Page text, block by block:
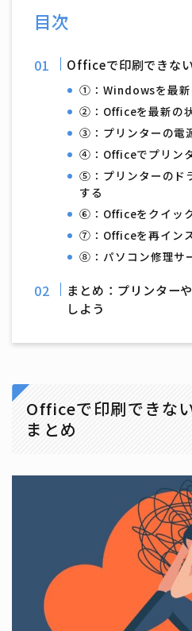
目次
Officeで印刷できな
①：Windowsを最新
②：Officeを最新の
③：プリンターの電
④：Officeでプリン
⑤：プリンターのド
する
⑥：Officeをクイッ
⑦：Officeを再イン
⑧：パソコン修理サ
まとめ：プリンター
しよう
Officeで印刷できな
まとめ